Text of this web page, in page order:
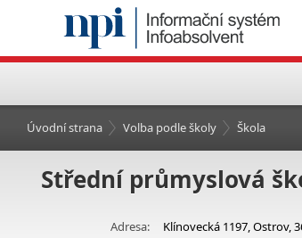
Úvodní strana Volba podle školy Škola
Střední průmyslová
Adresa:
Klínovecká 1197, Ostrov,